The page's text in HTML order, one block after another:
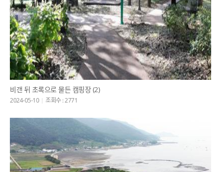
비갠 뒤 초록으로 물든 캠핑장 (2)
2024-05-10 조회수 : 2771